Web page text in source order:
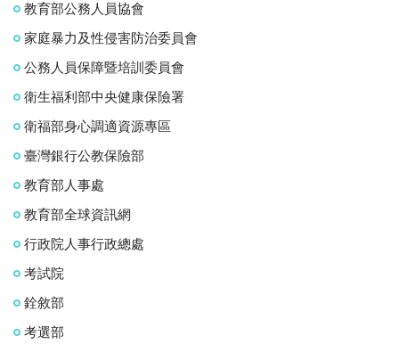
教育部公務人員協會
家庭暴力及性侵害防治委員會
公務人員保障暨培訓委員會
衛生福利部中央健康保險署
衛福部身心調適資源專區
臺灣銀行公教保險部
教育部人事處
教育部全球資訊網
行政院人事行政總處
考試院
銓敘部
考選部